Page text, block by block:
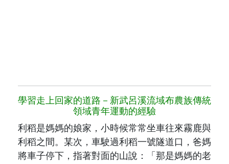
學習走上回家的道路－新武呂溪流域布農族傳統
領域青年運動的經驗
利稻是媽媽的娘家，小時候常常坐車往來霧鹿與
利稻之間。某次，車駛過利稻一號隧道口，爸媽
將車子停下，指著對面的山說：「那是媽媽的老